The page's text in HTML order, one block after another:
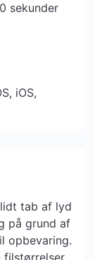
sekunder
iOS,
tab af lyd
på grund af
opbevaring.
filstørrelser